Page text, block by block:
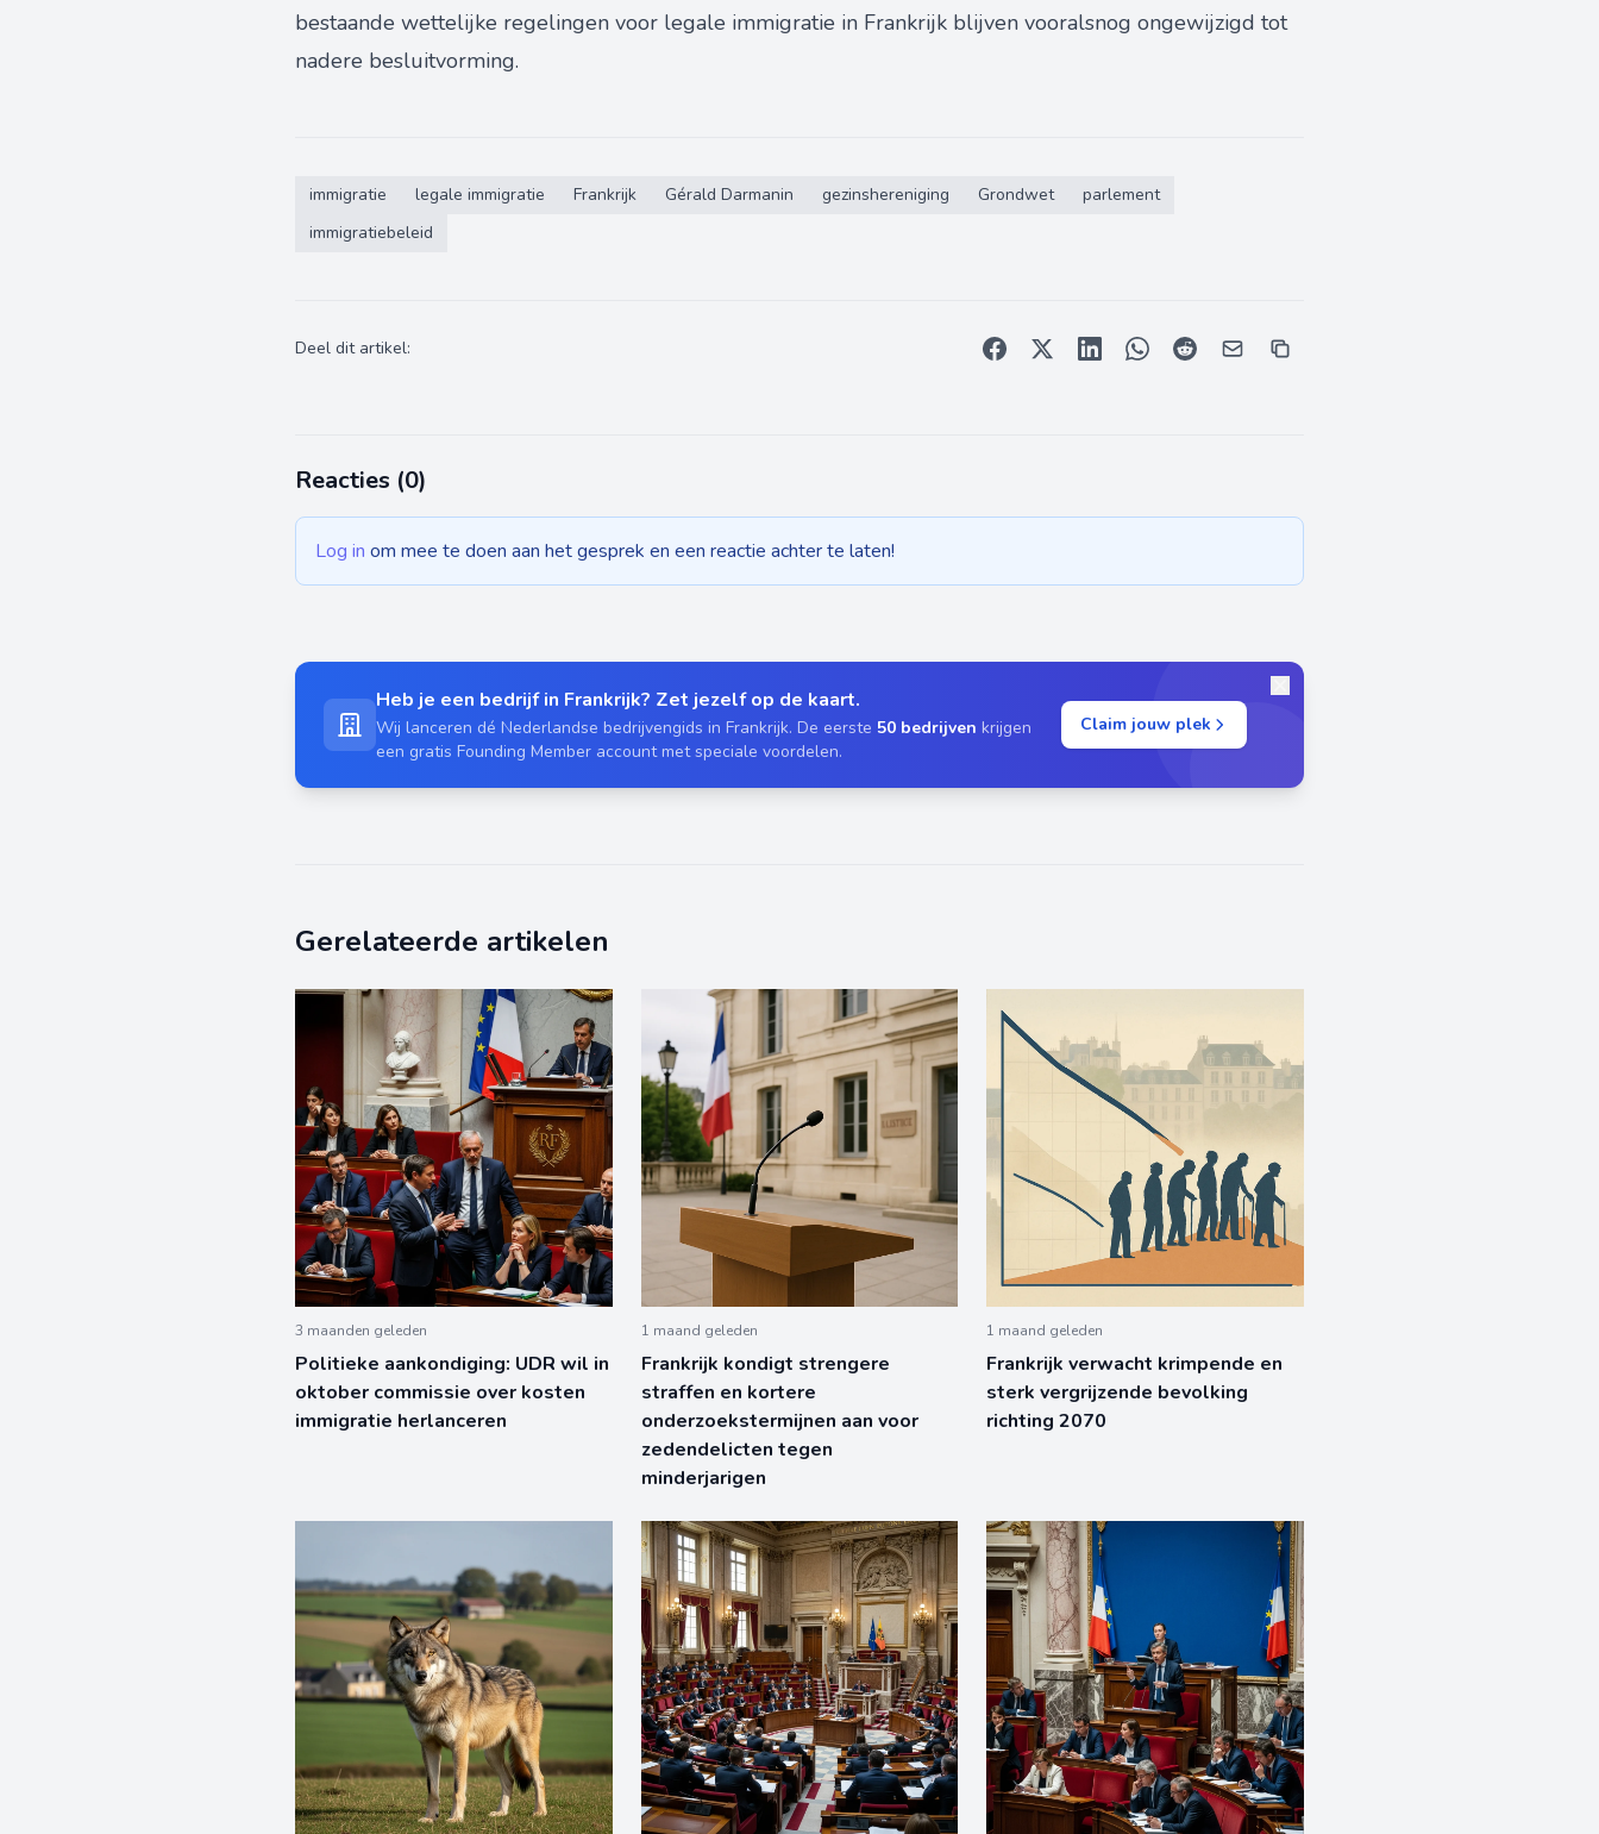
bestaande wettelijke regelingen voor legale immigratie in Frankrijk blijven vooralsnog ongewijzigd tot
nadere besluitvorming.
immigratie legale immigratie Frankrijk Gérald Darmanin gezinshereniging Grondwet
parlement
immigratiebeleid
Deel dit artikel:
Reacties (0)
Log in om mee te doen aan het gesprek en een reactie achter te laten!
Heb je een bedrijf in Frankrijk? Zet jezelf op de kaart.
Wij lanceren dé Nederlandse bedrijvengids in Frankrijk. De eerste 50 bedrijven krijgen
een gratis Founding Member account met speciale voordelen.
Claim jouw plek
Gerelateerde artikelen
3 maanden geleden
Politieke aankondiging: UDR wil in
oktober commissie over kosten
immigratie herlanceren
1 maand geleden
Frankrijk kondigt strengere
straffen en kortere
onderzoekstermijnen aan voor
zedendelicten tegen
minderjarigen
1 maand geleden
Frankrijk verwacht krimpende en
sterk vergrijzende bevolking
richting 2070